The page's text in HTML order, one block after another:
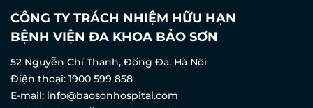
CÔNG TY TRÁCH NHIỆM HỮU HẠN
BỆNH VIỆN ĐA KHOA BẢO SƠN
52 Nguyễn Chí Thanh, Đống Đa, Hà Nội
Điện thoại: 1900 599 858
E-mail: info@baosonhospital.com